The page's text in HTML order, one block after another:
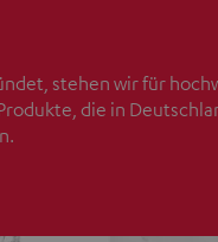
stehen wir für
die in